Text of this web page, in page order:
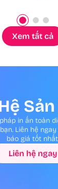
Xem tất cả
in ấn toàn
Liên hệ
báo giá tốt
Liên hệ ngay